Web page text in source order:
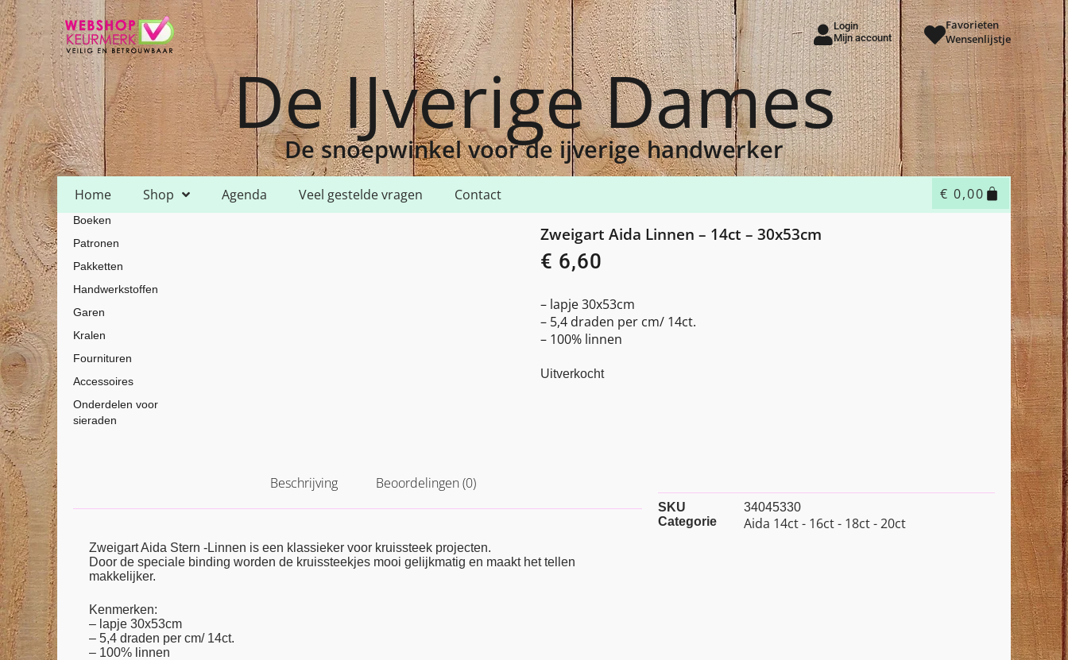
Login
Mijn account
Favorieten
Wensenlijstje
De IJverige Dames
De snoepwinkel voor de ijverige handwerker
Home Shop Agenda Veel gestelde vragen Contact € 0,00
Home Shop
Boeken
Patronen
Pakketten
Handwerkstoffen
Garen
Kralen
Fournituren
Accessoires
Onderdelen voor
sieraden
Zweigart Aida Linnen – 14ct – 30x53cm
€ 6,60
– lapje 30x53cm
– 5,4 draden per cm/ 14ct.
– 100% linnen
Uitverkocht
Beschrijving Beoordelingen (0)
Zweigart Aida Stern -Linnen is een klassieker voor kruissteek projecten.
Door de speciale binding worden de kruissteekjes mooi gelijkmatig en maakt het tellen
makkelijker.
Kenmerken:
– lapje 30x53cm
– 5,4 draden per cm/ 14ct.
– 100% linnen
SKU
34045330
Categorie
Aida 14ct - 16ct - 18ct - 20ct